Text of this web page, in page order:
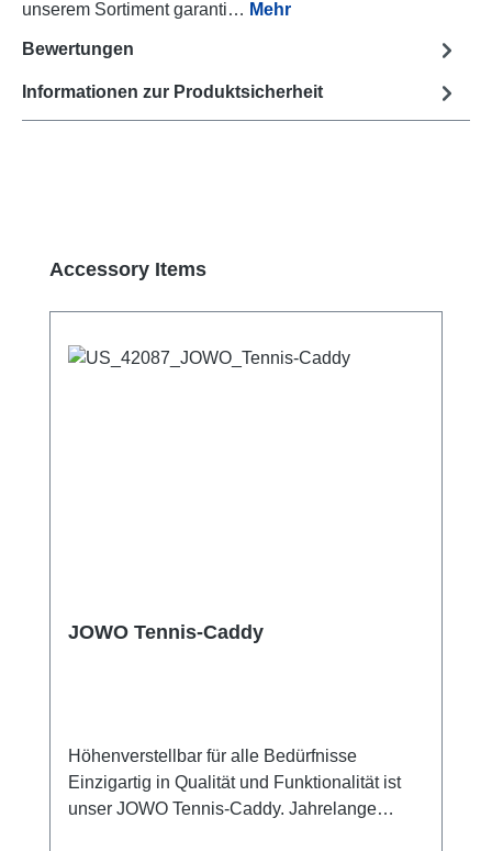
unserem Sortiment garanti… Mehr
Bewertungen
Informationen zur Produktsicherheit
Produktgalerie überspringen
Accessory Items
JOWO Tennis-Caddy
Höhenverstellbar für alle Bedürfnisse
Einzigartig in Qualität und Funktionalität ist
unser JOWO Tennis-Caddy. Jahrelange